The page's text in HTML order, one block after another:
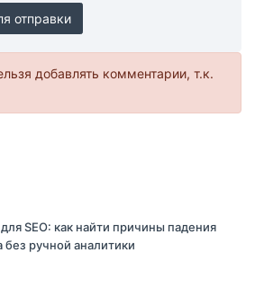
отправки
добавлять комментарии, т.к.
SEO: как найти причины падения
без ручной аналитики